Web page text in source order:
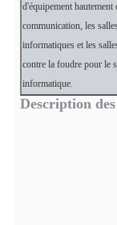
d'équipement hautement
communication, les
informatiques et les
contre la foudre pour le
informatique.
Description